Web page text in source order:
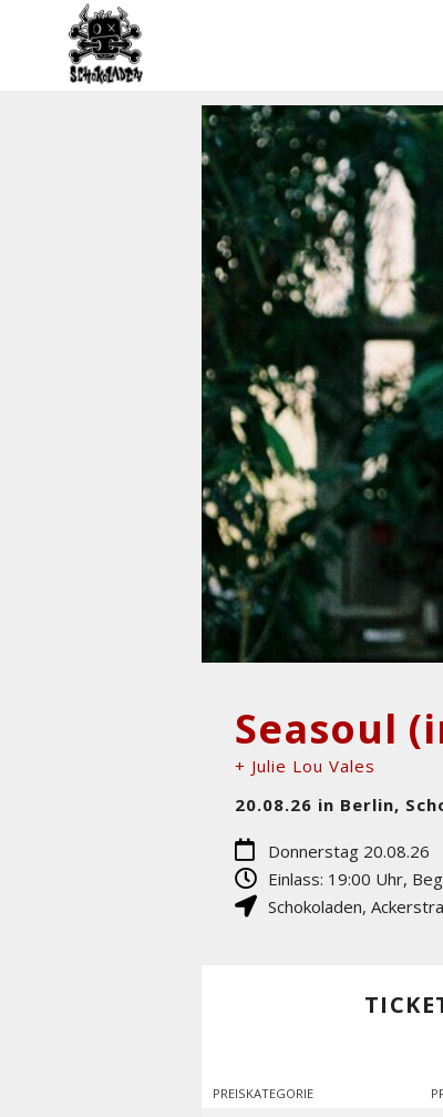
Seasoul
+ Julie Lou Vales
20.08.26 in Berlin,
Donnerstag 20.08.26
Einlass: 19:00 Uhr,
Schokoladen,
PREISKATEGORIE